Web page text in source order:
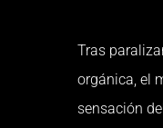
Tras
orgánica, el
sensación